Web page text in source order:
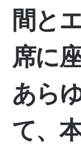
間と
席に
あら
て、